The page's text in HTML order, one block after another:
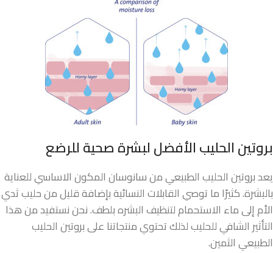
بروتين الحليب الأفضل لبشرة صحية للرضع
يعد بروتين الحليب الطبيعي من سانوسان المكون الاساسي للعناية
بالبشرة. كثيرًا ما توصي القابلات النسائية بإضافة قليل من حليب ثدي
الأم إلى ماء الاستحمام لتنظيف البشره بلطف. نحن نستفيد من هذا
التأثير الشافي للحليب لذلك تحتوي منتجاتنا على بروتين الحليب
الطبيعي الثمين.